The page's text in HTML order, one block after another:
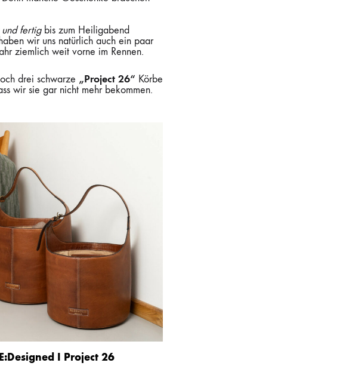
fertigbis zum Heiligabend
wir uns natürlich auch ein paar
ziemlich weit vorne im Rennen.
drei schwarze „Project 26“ Körbe
wir sie gar nicht mehr bekommen.
I Project 26